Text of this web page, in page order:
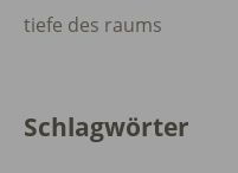
tiefe des raums
Schlagwörter